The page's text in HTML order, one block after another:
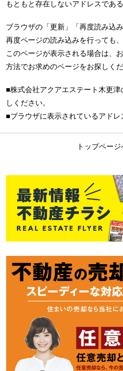
もともと存在しないアドレスであ
ブラウザの「更新」「再度読み込
再度ページの読み込みを行っても、
このページが表示される場合は、
方法でお求めのページをお探しくだ
■株式会社アクアエステート木更津
しください。
■ブラウザに表示されているアドレ
トップページ